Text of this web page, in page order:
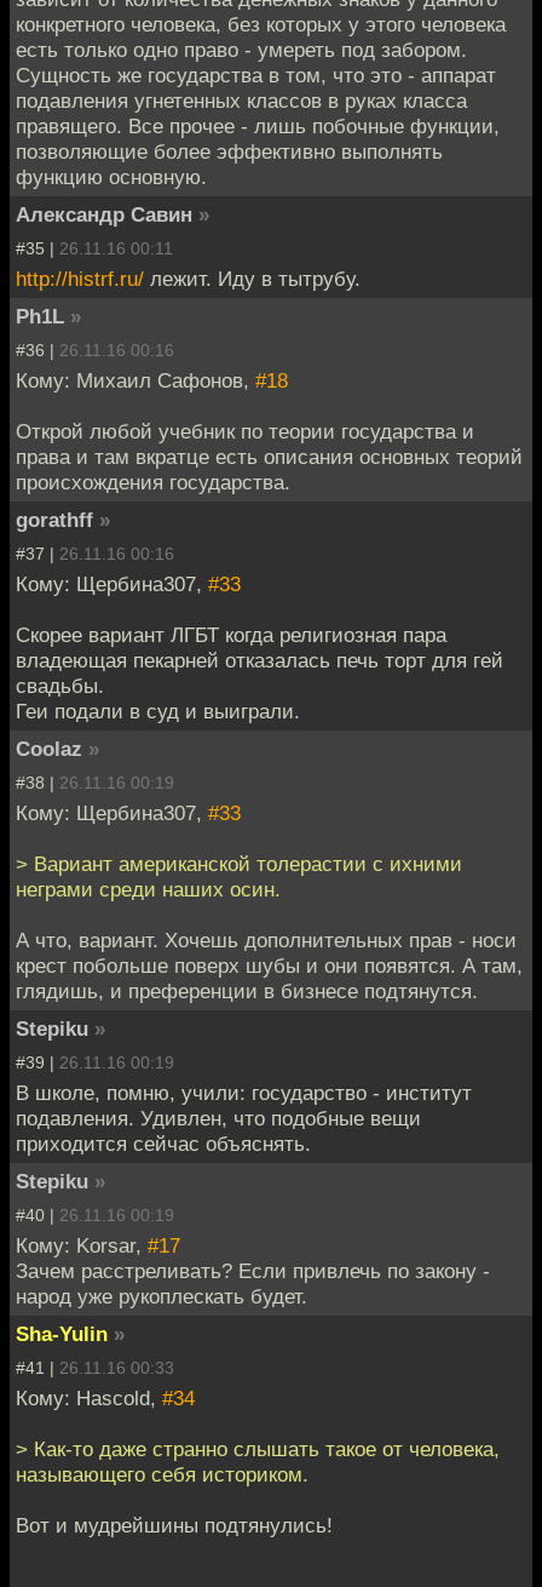
конкретного человека, без которых у этого человека
есть только одно право - умереть под забором.
Сущность же государства в том, что это - аппарат
подавления угнетенных классов в руках класса
правящего. Все прочее - лишь побочные функции,
позволяющие более эффективно выполнять
функцию основную.
Александр Савин »
#35 | 26.11.16 00:11
http://histrf.ru/ лежит. Иду в тытрубу.
Ph1L »
#36 | 26.11.16 00:16
Кому: Михаил Сафонов, #18
Открой любой учебник по теории государства и
права и там вкратце есть описания основных теорий
происхождения государства.
gorathff »
#37 | 26.11.16 00:16
Кому: Щербина307, #33
Скорее вариант ЛГБТ когда религиозная пара
владеющая пекарней отказалась печь торт для гей
свадьбы.
Геи подали в суд и выиграли.
Coolaz »
#38 | 26.11.16 00:19
Кому: Щербина307, #33
> Вариант американской толерастии с ихними
неграми среди наших осин.
А что, вариант. Хочешь дополнительных прав - носи
крест побольше поверх шубы и они появятся. А там,
глядишь, и преференции в бизнесе подтянутся.
Stepiku »
#39 | 26.11.16 00:19
В школе, помню, учили: государство - институт
подавления. Удивлен, что подобные вещи
приходится сейчас объяснять.
Stepiku »
#40 | 26.11.16 00:19
Кому: Korsar, #17
Зачем расстреливать? Если привлечь по закону -
народ уже рукоплескать будет.
Sha-Yulin »
#41 | 26.11.16 00:33
Кому: Hascold, #34
> Как-то даже странно слышать такое от человека,
называющего себя историком.
Вот и мудрейшины подтянулись!